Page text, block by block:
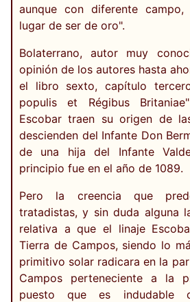
aunque con diferente
lugar de ser de oro".
Bolaterrano, autor muy
opinión de los autores hasta
el libro sexto, capítulo
populis et Régibus
Escobar traen su origen de
descienden del Infante Don
de una hija del Infante
principio fue en el año de 1089.
Pero la creencia que
tratadistas, y sin duda alguna
relativa a que el linaje
Tierra de Campos, siendo lo
primitivo solar radicara en la
Campos perteneciente a la
puesto que es indudable